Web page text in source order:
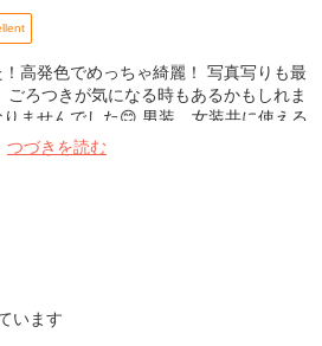
高発色でめっちゃ綺麗！ 写真写りも最
ろつきが気になる時もあるかもしれま
ませんでした😊 男装、女装共に使える
シリーズは全体的に発色がよく めちゃ
カラーも愛用してます！ この金額で1
つづきを読む
います